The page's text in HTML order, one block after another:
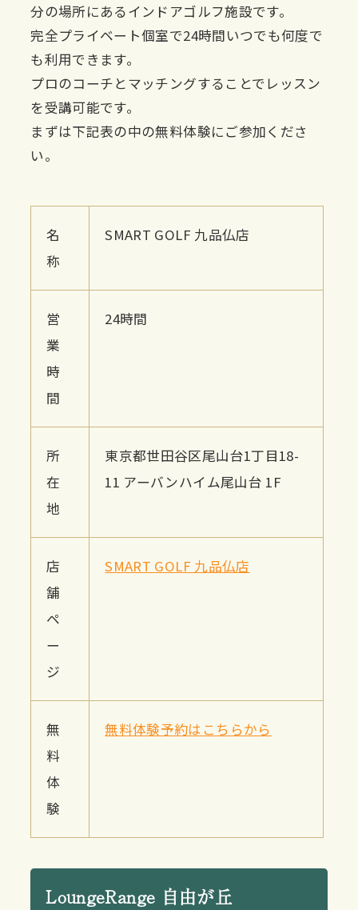
分の場所にあるインドアゴルフ施設です。
完全プライベート個室で24時間いつでも何度で
も利用できます。
プロのコーチとマッチングすることでレッスン
を受講可能です。
まずは下記表の中の無料体験にご参加くださ
い。
名
称
SMART GOLF 九品仏店
営
業
時
間
24時間
所
在
地
東京都世田谷区尾山台1丁目18-
11 アーバンハイム尾山台 1F
店
舗
ペ
ー
ジ
SMART GOLF 九品仏店
無
料
体
験
無料体験予約はこちらから
LoungeRange 自由が丘